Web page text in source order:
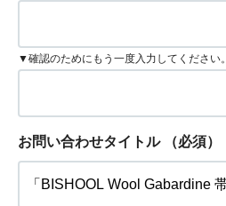
▼確認のためにもう一度入力してください。
お問い合わせタイトル （必須）